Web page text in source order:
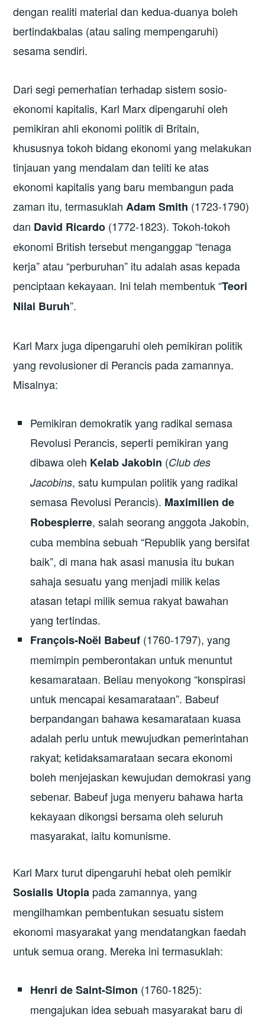
dengan realiti material dan kedua-duanya boleh
bertindakbalas (atau saling mempengaruhi)
sesama sendiri.
Dari segi pemerhatian terhadap sistem sosio-
ekonomi kapitalis, Karl Marx dipengaruhi oleh
pemikiran ahli ekonomi politik di Britain,
khususnya tokoh bidang ekonomi yang melakukan
tinjauan yang mendalam dan teliti ke atas
ekonomi kapitalis yang baru membangun pada
zaman itu, termasuklahAdam Smith (1723-1790)
dan David Ricardo (1772-1823). Tokoh-tokoh
ekonomi British tersebut menganggap “tenaga
kerja” atau “perburuhan” itu adalah asas kepada
penciptaan kekayaan. Ini telah membentuk “Teori
Nilai Buruh”.
Karl Marx juga dipengaruhi oleh pemikiran politik
yang revolusioner di Perancis pada zamannya.
Misalnya:
Pemikiran demokratik yang radikal semasa
Revolusi Perancis, seperti pemikiran yang
dibawa oleh Kelab Jakobin (Club des
Jacobins, satu kumpulan politik yang radikal
semasa Revolusi Perancis). Maximilien de
Robespierre, salah seorang anggota Jakobin,
cuba membina sebuah “Republik yang bersifat
baik”, di mana hak asasi manusia itu bukan
sahaja sesuatu yang menjadi milik kelas
atasan tetapi milik semua rakyat bawahan
yang tertindas.
François-Noël Babeuf (1760-1797), yang
memimpin pemberontakan untuk menuntut
kesamarataan. Beliau menyokong “konspirasi
untuk mencapai kesamarataan”. Babeuf
berpandangan bahawa kesamarataan kuasa
adalah perlu untuk mewujudkan pemerintahan
rakyat; ketidaksamarataan secara ekonomi
boleh menjejaskan kewujudan demokrasi yang
sebenar. Babeuf juga menyeru bahawa harta
kekayaan dikongsi bersama oleh seluruh
masyarakat, iaitu komunisme.
Karl Marx turut dipengaruhi hebat oleh pemikir
Sosialis Utopia pada zamannya, yang
mengilhamkan pembentukan sesuatu sistem
ekonomi masyarakat yang mendatangkan faedah
untuk semua orang. Mereka ini termasuklah:
Henri de Saint-Simon (1760-1825):
mengajukan idea sebuah masyarakat baru di